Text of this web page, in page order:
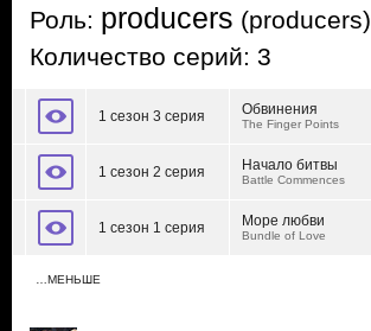
Роль: producers (producers)
Количество серий: 3
1 сезон 3 серия Обвинения
The Finger Points
1 сезон 2 серия Начало битвы
Battle Commences
1 сезон 1 серия Море любви
Bundle of Love
…МЕНЬШЕ